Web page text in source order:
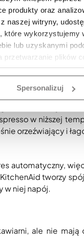
produkty oraz
witryny,
wykorzystujemy
lub uzyskanymi
plików
Spersonalizuj
przygotowanie
to szybkie,
bo klasyczne
w niższej
orzeźwiający i
automatyczny,
tworzy
w niej napój.
ale nie mają